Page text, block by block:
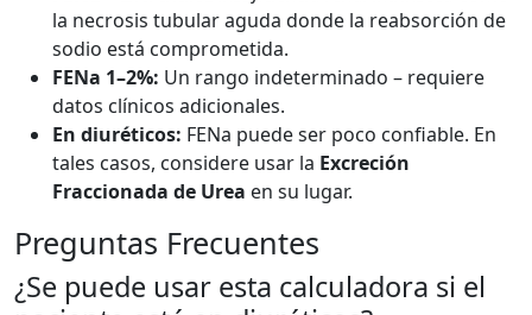
la necrosis tubular aguda donde la reabsorción de
sodio está comprometida.
FENa 1–2%: Un rango indeterminado – requiere
datos clínicos adicionales.
En diuréticos: FENa puede ser poco confiable. En
tales casos, considere usar la Excreción
Fraccionada de Urea en su lugar.
Preguntas Frecuentes
¿Se puede usar esta calculadora si el